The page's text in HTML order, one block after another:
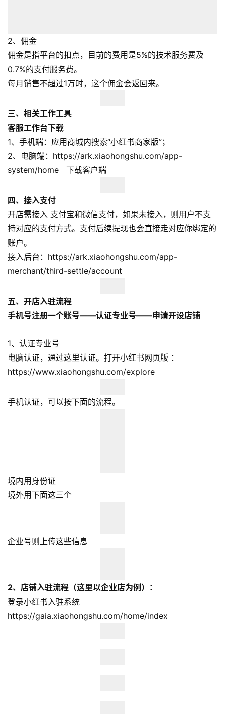
全
球
开
跨
境
百
科
媒
营
销
跨
境
导
2、佣金
佣金是指平台的扣点，目前的费用是5%的技术服务费及
0.7%的支付服务费。
每月销售不超过1万时，这个佣金会返回来。
三、相关工作工具
客服工作台下载
1、手机端：应用商城内搜索“小红书商家版”；
2、电脑端：https://ark.xiaohongshu.com/app-
system/home 下载客户端
四、接入支付
开店需接入 支付宝和微信支付，如果未接入，则用户不支
持对应的支付方式。支付后续提现也会直接走对应你绑定的
账户。
接入后台：https://ark.xiaohongshu.com/app-
merchant/third-settle/account
五、开店入驻流程
手机号注册一个账号——认证专业号——申请开设店铺
1、认证专业号
电脑认证，通过这里认证。打开小红书网页版 ：
https://www.xiaohongshu.com/explore
手机认证，可以按下面的流程。
境内用身份证
境外用下面这三个
企业号则上传这些信息
2、店铺入驻流程（这里以企业店为例）：
登录小红书入驻系统
https://gaia.xiaohongshu.com/home/index